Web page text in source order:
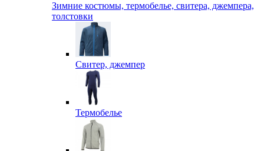
Зимние костюмы, термобелье, свитера, джемпера,
толстовки
Свитер, джемпер
Термобелье